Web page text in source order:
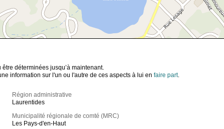
déterminées jusqu’à maintenant.
information sur l'un ou l'autre de ces aspects à lui en faire part.
Région administrative
Laurentides
Municipalité régionale de comté (MRC)
Les Pays-d'en-Haut